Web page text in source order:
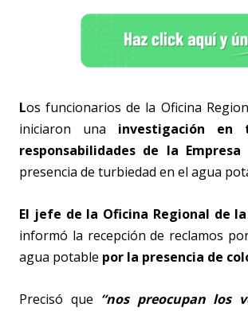
Los funcionarios de la Oficina
iniciaron una investigación en
responsabilidades de la
presencia de turbiedad en el agua
El jefe de la Oficina Regional de la
informó la recepción de reclamos
agua potable por la presencia de
Precisó que “nos preocupan los